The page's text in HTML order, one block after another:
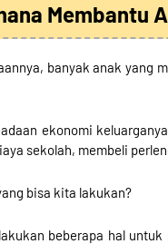
Membantu
banyak anak yang
ekonomi
sekolah, membeli
bisa kita lakukan?
beberapa hal